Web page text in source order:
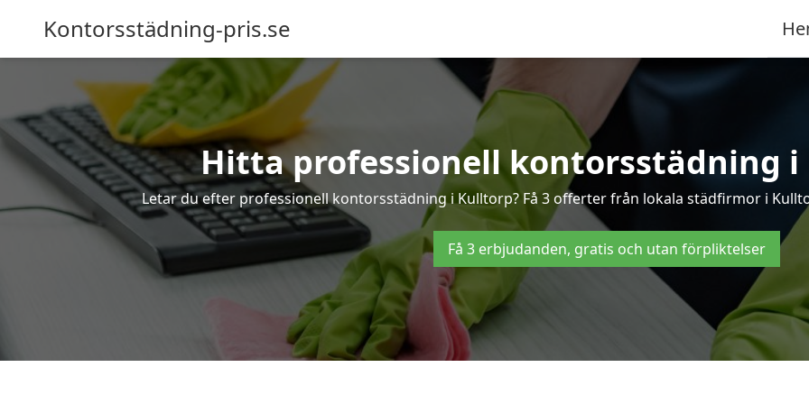
Kontorsstädning-pris.se
Hitta professionell kontorsstädning
Letar du efter professionell kontorsstädning i Kulltorp? Få 3 offerter från lokala städfirmor i
Få 3 erbjudanden, gratis och utan förpliktelser